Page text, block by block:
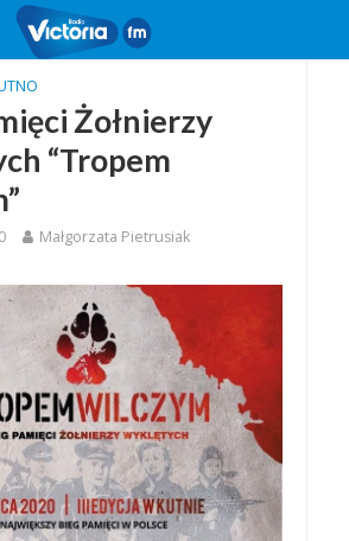
Żołnierzy
“Tropem
Małgorzata Pietrusiak